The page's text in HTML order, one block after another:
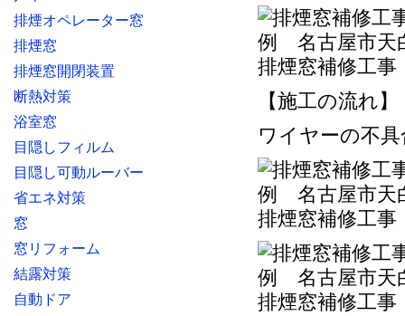
排煙窓補修工
【施工の流れ】
ワイヤーの不
排煙窓補修工
排煙窓補修工
排煙オペレーター窓
排煙窓
排煙窓開閉装置
断熱対策
浴室窓
目隠しフィルム
目隠し可動ルーバー
省エネ対策
窓
窓リフォーム
結露対策
自動ドア